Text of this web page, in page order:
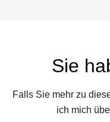
Sie
Falls Sie mehr zu
ich mich